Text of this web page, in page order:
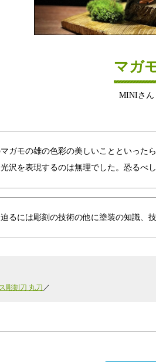
マガ
MINIさん
ガモの雄の色彩の美しいことといった
沢を表現するのは無理でした。恐るべし
るには彫刻の技術の他に塗装の知識、
彫刻刀 丸刀